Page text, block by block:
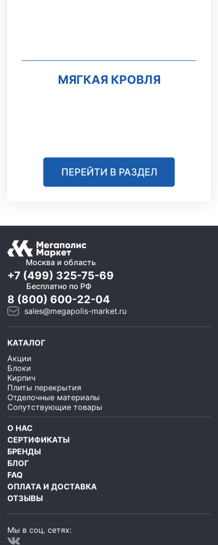
МЯГКАЯ КРОВЛЯ
ПЕРЕЙТИ В РАЗДЕЛ
Москва и область
+7 (499) 325-75-69
Бесплатно по РФ
8 (800) 600-22-04
sales@megapolis-market.ru
КАТАЛОГ
Акции
Блоки
Кирпич
Плиты перекрытия
Отделочные материалы
Сопутствующие товары
О НАС
СЕРТИФИКАТЫ
БРЕНДЫ
БЛОГ
FAQ
ОПЛАТА И ДОСТАВКА
ОТЗЫВЫ
Мы в соц. сетях: